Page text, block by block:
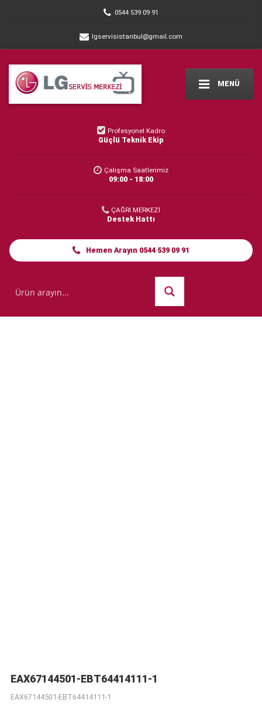
0544 539 09 91
lgservisistanbul@gmail.com
MENÜ
Profesyonel Kadro
Güçlü Teknik Ekip
Çalışma Saatlerimiz
09:00 - 18:00
ÇAĞRI MERKEZİ
Destek Hattı
Hemen Arayın 0544 539 09 91
EAX67144501-EBT64414111-1
EAX67144501-EBT64414111-1